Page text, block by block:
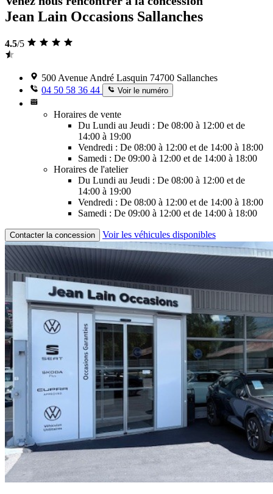
Jean Lain Occasions Sallanches
4.5/5
500 Avenue André Lasquin 74700 Sallanches
04 50 58 36 44
Voir le numéro
Horaires de vente
Du Lundi au Jeudi : De 08:00 à 12:00 et de
14:00 à 19:00
Vendredi : De 08:00 à 12:00 et de 14:00 à 18:00
Samedi : De 09:00 à 12:00 et de 14:00 à 18:00
Horaires de l'atelier
Du Lundi au Jeudi : De 08:00 à 12:00 et de
14:00 à 19:00
Vendredi : De 08:00 à 12:00 et de 14:00 à 18:00
Samedi : De 09:00 à 12:00 et de 14:00 à 18:00
Contacter la concession Voir les véhicules disponibles